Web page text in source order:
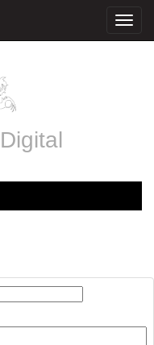
Digital